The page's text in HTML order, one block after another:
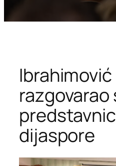
razgovarao
dijaspore